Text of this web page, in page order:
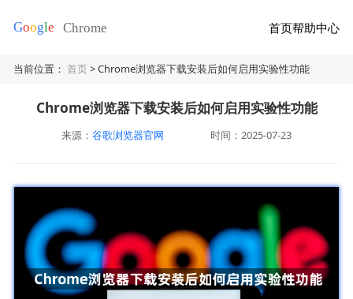
首页帮助中心
当前位置：首页> Chrome浏览器下载安装后如何启用实验性功能
Chrome浏览器下载安装后如何启用实验性功能
来源： 谷歌浏览器官网 时间：2025-07-23